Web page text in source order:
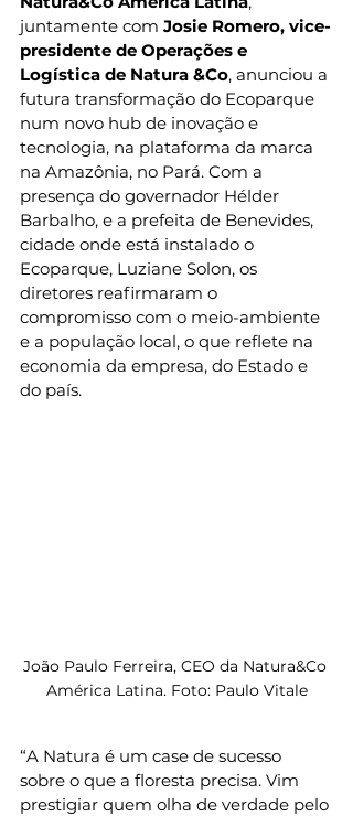
juntamente com Josie Romero, vice-
presidente de Operações e
Logística de Natura &Co, anunciou a
futura transformação do Ecoparque
num novo hub de inovação e
tecnologia, na plataforma da marca
na Amazônia, no Pará. Com a
presença do governador Hélder
Barbalho, e a prefeita de Benevides,
cidade onde está instalado o
Ecoparque, Luziane Solon, os
diretores reafirmaram o
compromisso com o meio-ambiente
e a população local, o que reflete na
economia da empresa, do Estado e
do país.
João Paulo Ferreira, CEO da Natura&Co
América Latina. Foto: Paulo Vitale
“A Natura é um case de sucesso
sobre o que a floresta precisa. Vim
prestigiar quem olha de verdade pelo